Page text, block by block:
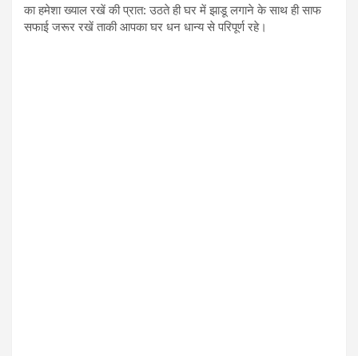
का हमेशा ख्याल रखें की प्रात: उठते ही घर में झाडू लगाने के साथ ही साफ
सफाई जरूर रखें ताकी आपका घर धन धान्य से परिपूर्ण रहे।